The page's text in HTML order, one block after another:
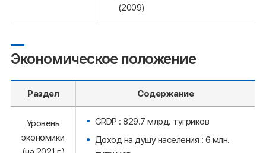
(2009)
Экономическое положение
Раздел Содержание
Уровень
экономики
GRDP : 829.7 млрд. тугриков
Доход на душу населения : 6 млн.